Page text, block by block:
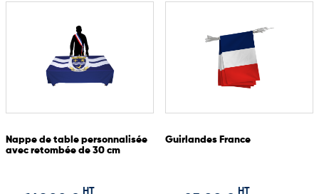
Nappe de table personnalisée
avec retombée de 30 cm
HT
Guirlandes France
HT